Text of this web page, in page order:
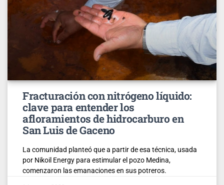
Fracturación con nitrógeno líquido:
clave para entender los
afloramientos de hidrocarburo en
San Luis de Gaceno
La comunidad planteó que a partir de esa técnica, usada
por Nikoil Energy para estimular el pozo Medina,
comenzaron las emanaciones en sus potreros.